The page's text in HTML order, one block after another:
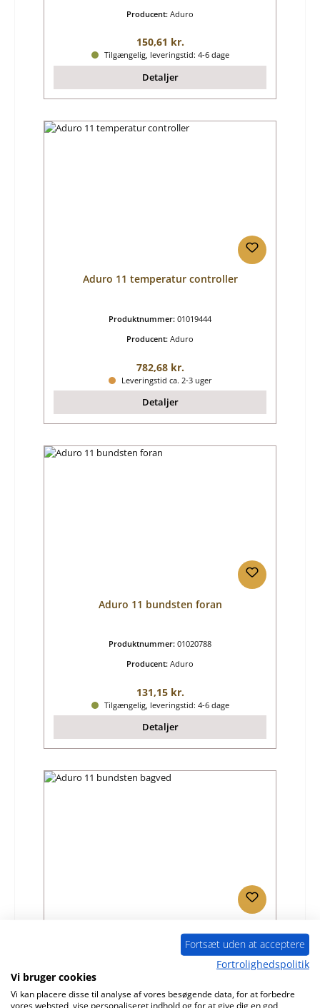
Producent: Aduro
Almindelig pris:
150,61 kr.
Tilgængelig, leveringstid: 4-6 dage
Detaljer
Aduro 11 temperatur controller
Produktnummer: 01019444
Producent: Aduro
Almindelig pris:
782,68 kr.
Leveringstid ca. 2-3 uger
Detaljer
Aduro 11 bundsten foran
Produktnummer: 01020788
Producent: Aduro
Almindelig pris:
131,15 kr.
Tilgængelig, leveringstid: 4-6 dage
Detaljer
Producent:
Fortsæt uden at acceptere
Fortrolighedspolitik
Vi bruger cookies
Vi kan placere disse til analyse af vores besøgende data, for at forbedre
vores websted, vise personaliseret indhold og for at give dig en god